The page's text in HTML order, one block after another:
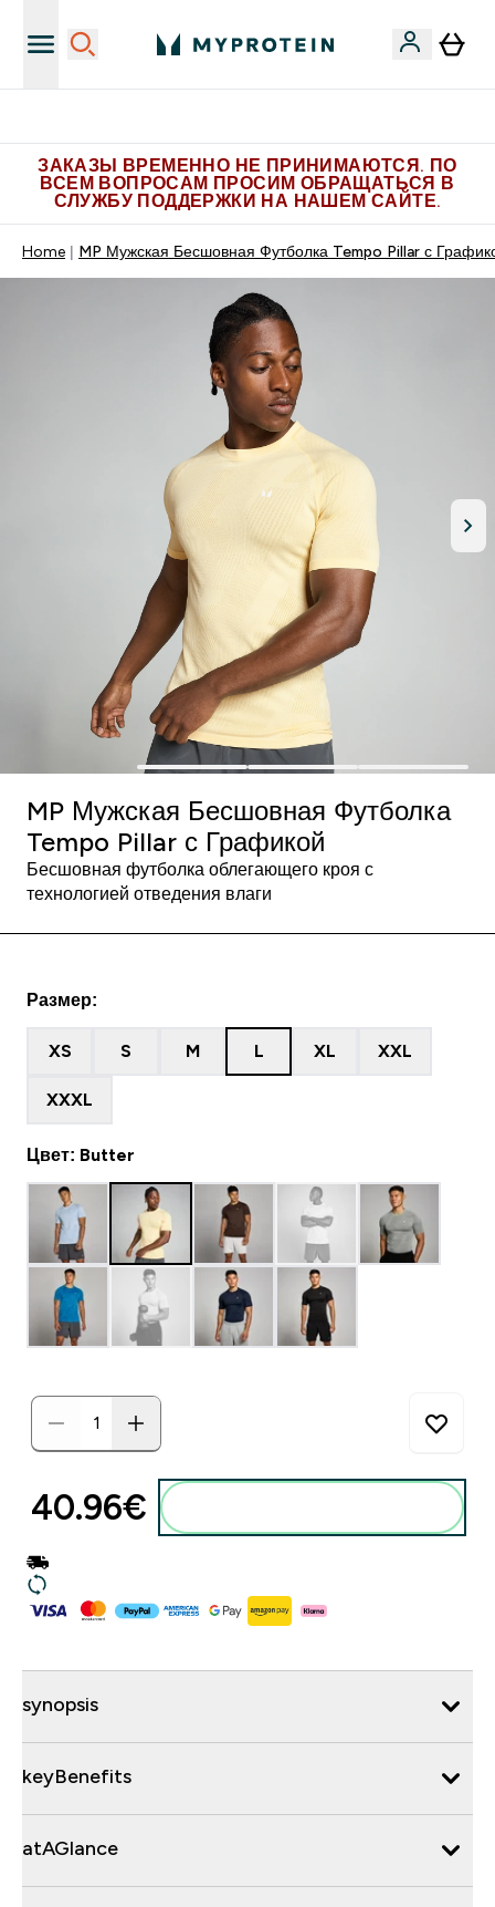
ЗАКАЗЫ ВРЕМЕННО НЕ ПРИНИМАЮТСЯ. ПО
ВСЕМ ВОПРОСАМ ПРОСИМ ОБРАЩАТЬСЯ В
СЛУЖБУ ПОДДЕРЖКИ НА НАШЕМ САЙТЕ.
Home MP Мужская Бесшовная Футболка Tempo Pillar с
MP Мужская Бесшовная Футболка
Tempo Pillar с Графикой
Бесшовная футболка облегающего кроя с
технологией отведения влаги
Размер:
XS S M L XL XXL
XXXL
Цвет: Butter
40.96€‎
synopsis
keyBenefits
atAGlance